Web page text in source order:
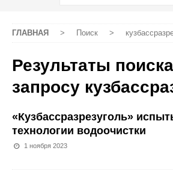
ГЛАВНАЯ > Поиск >
Результаты
запросу
«Кузбассразрезуголь»
технологии водоочистки
1 ноября 2023